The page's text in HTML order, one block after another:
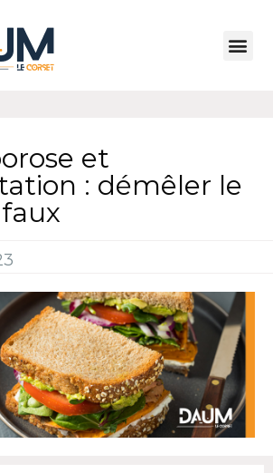
et
: démêler le